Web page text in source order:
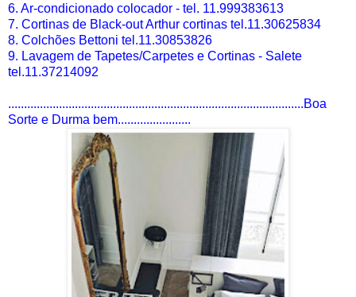
6. Ar-condicionado colocador - tel. 11.999383613
7. Cortinas de Black-out Arthur cortinas tel.11.30625834
8. Colchões Bettoni tel.11.30853826
9. Lavagem de Tapetes/Carpetes e Cortinas - Salete
tel.11.37214092
.............................................................................................Boa
Sorte e Durma bem.......................